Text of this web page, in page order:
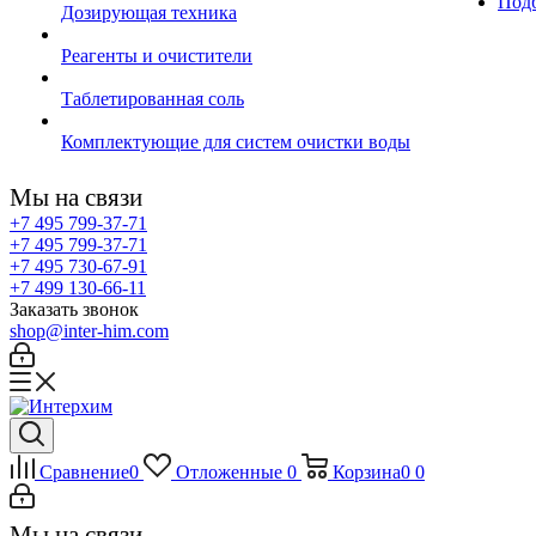
Дозирующая техника
Реагенты и очистители
Таблетированная соль
Комплектующие для систем очистки воды
Мы на связи
+7 495 799-37-71
+7 495 799-37-71
+7 495 730-67-91
+7 499 130-66-11
Заказать звонок
shop@inter-him.com
Сравнение0 Отложенные 0 Корзина0 0